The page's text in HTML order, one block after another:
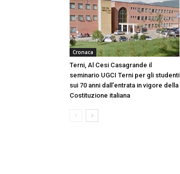
Cronaca
Terni, Al Cesi Casagrande il
seminario UGCI Terni per gli studenti
sui 70 anni dall’entrata in vigore della
Costituzione italiana